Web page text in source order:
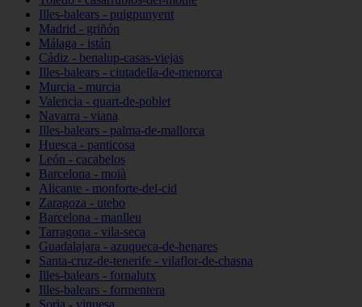
Illes-balears - puigpunyent
Madrid - griñón
Málaga - istán
Cádiz - benalup-casas-viejas
Illes-balears - ciutadella-de-menorca
Murcia - murcia
Valencia - quart-de-poblet
Navarra - viana
Illes-balears - palma-de-mallorca
Huesca - panticosa
León - cacabelos
Barcelona - moià
Alicante - monforte-del-cid
Zaragoza - utebo
Barcelona - manlleu
Tarragona - vila-seca
Guadalajara - azuqueca-de-henares
Santa-cruz-de-tenerife - vilaflor-de-chasna
Illes-balears - fornalutx
Illes-balears - formentera
Soria - vinuesa